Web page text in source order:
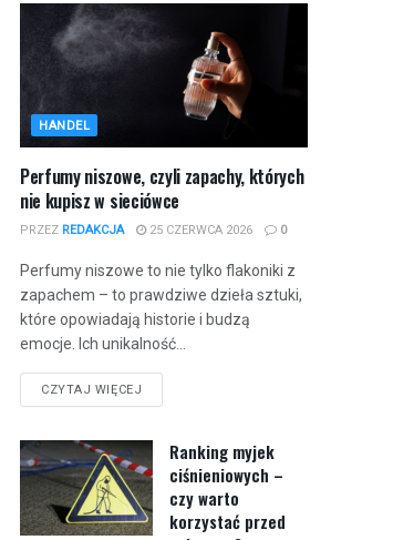
HANDEL
Perfumy niszowe, czyli zapachy, których
nie kupisz w sieciówce
PRZEZ REDAKCJA 25 CZERWCA 2026 0
Perfumy niszowe to nie tylko flakoniki z
zapachem – to prawdziwe dzieła sztuki,
które opowiadają historie i budzą
emocje. Ich unikalność...
CZYTAJ WIĘCEJ
Ranking myjek
ciśnieniowych –
czy warto
korzystać przed